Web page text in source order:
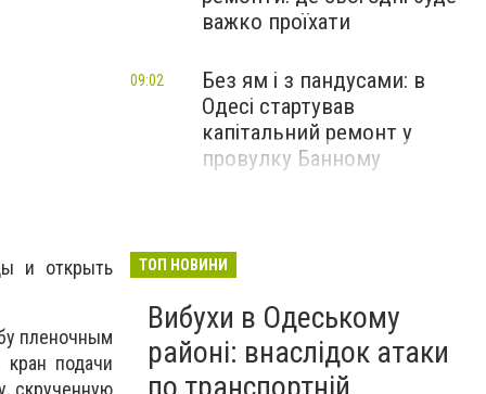
и открыть
пленочным
кран подачи
скрученную
важко проїхати
Без ям і з пандусами: в
Одесі стартував
капітальний ремонт у
провулку Банному
09:02
ТОП НОВИНИ
Вибухи в Одеському
районі: внаслідок атаки